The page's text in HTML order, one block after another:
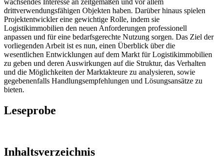
drittverwendungsfähigen Objekten haben. Darüber hinaus spielen
Projektentwickler eine gewichtige Rolle, indem sie
Logistikimmobilien den neuen Anforderungen professionell
anpassen und für eine bedarfsgerechte Nutzung sorgen. Das Ziel der
vorliegenden Arbeit ist es nun, einen Überblick über die
wesentlichen Entwicklungen auf dem Markt für Logistikimmobilien
zu geben und deren Auswirkungen auf die Struktur, das Verhalten
und die Möglichkeiten der Marktakteure zu analysieren, sowie
gegebenenfalls Handlungsempfehlungen und Lösungsansätze zu
bieten.
Leseprobe
Inhaltsverzeichnis